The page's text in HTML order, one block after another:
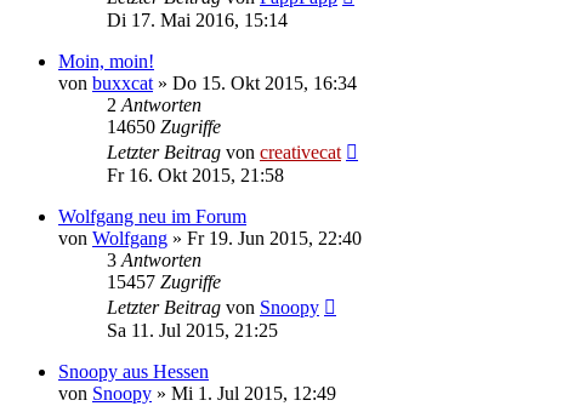
Di 17. Mai 2016, 15:14
Moin, moin!
von buxxcat » Do 15. Okt 2015, 16:34
2 Antworten
14650 Zugriffe
Letzter Beitrag von creativecat
Fr 16. Okt 2015, 21:58
Wolfgang neu im Forum
von Wolfgang » Fr 19. Jun 2015, 22:40
3 Antworten
15457 Zugriffe
Letzter Beitrag von Snoopy
Sa 11. Jul 2015, 21:25
Snoopy aus Hessen
von Snoopy » Mi 1. Jul 2015, 12:49